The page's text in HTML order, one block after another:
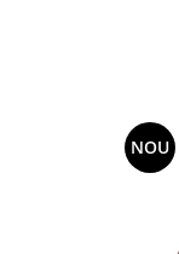
NOU